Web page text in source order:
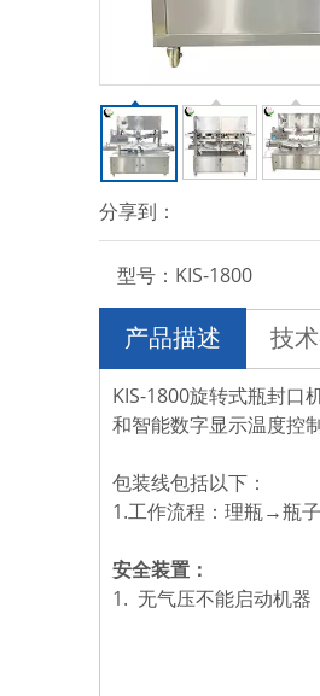
分享到：
型号： KIS-1800
产品描述 技
KIS-1800旋转式瓶封口
和智能数字显示温度控
包装线包括以下：
1.工作流程：理瓶→瓶
安全装置：
1. 无气压不能启动机器